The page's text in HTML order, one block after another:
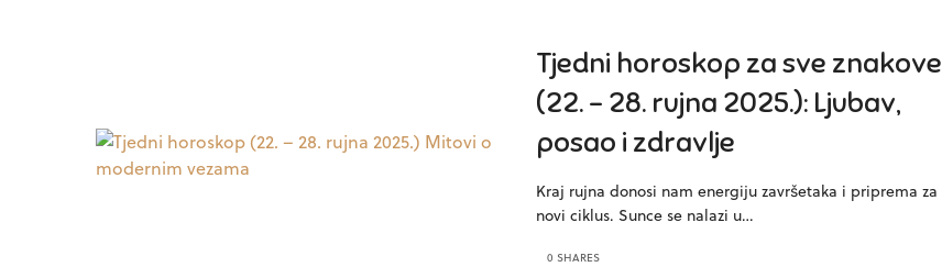
Tjedni horoskop za sve znakove
(22. – 28. rujna 2025.): Ljubav,
posao i zdravlje
Kraj rujna donosi nam energiju završetaka i priprema za
novi ciklus. Sunce se nalazi u…
0 SHARES